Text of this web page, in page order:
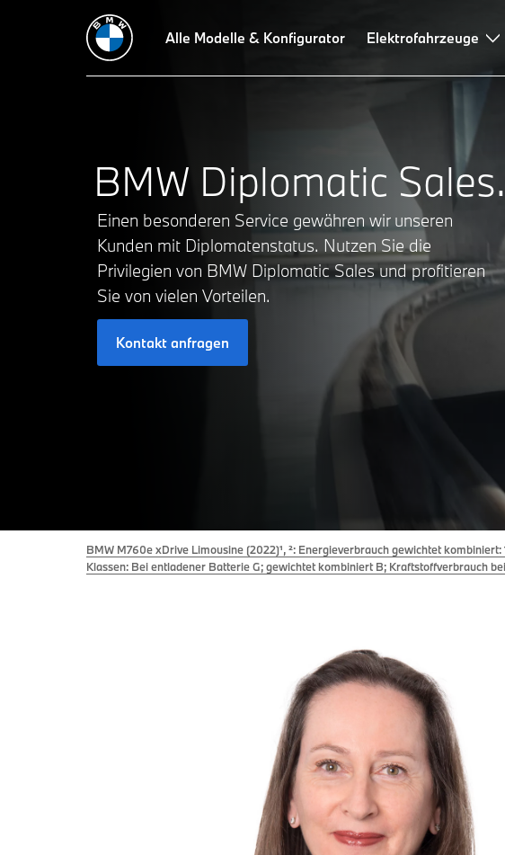
Alle Modelle & Konfigurator Elektrofahrzeuge
BMW Diplomatic Sales.
Einen besonderen Service gewähren wir unseren
Kunden mit Diplomatenstatus. Nutzen Sie die
Privilegien von BMW Diplomatic Sales und profitieren
Sie von vielen Vorteilen.
Kontakt anfragen
BMW M760e xDrive Limousine (2022)¹, ²: Energieverbrauch gewichtet
Klassen: Bei entladener Batterie G; gewichtet kombiniert B; Kraftstoffverbrauch
Ansprechpartner Service & Konditionen FAQ